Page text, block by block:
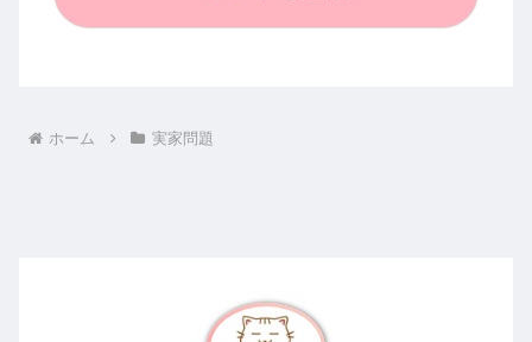
ホーム 実家問題